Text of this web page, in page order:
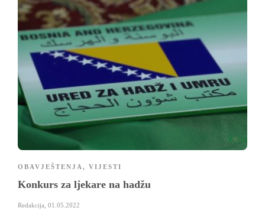
OBAVJEŠTENJA , VIJESTI
Konkurs za ljekare na hadžu
Redakcija 01.05.2022